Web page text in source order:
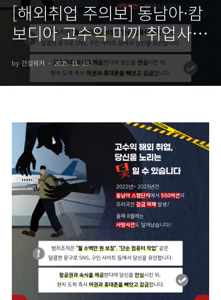
[해외취업 주의보] 동남아·캄
보디아 고수익 미끼 취업사기
급증
by 건설워커 2025. 11. 13.